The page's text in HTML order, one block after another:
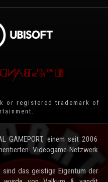
or registered trademark of
GAMEPORT, einem seit 2006
Videogame-Netzwerk
sind das geistige Eigentum der